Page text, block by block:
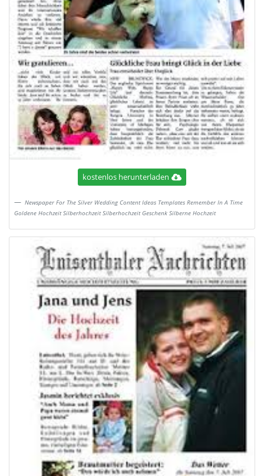
kostenlos herunterladen
Newspaper For The Silver Wedding Content Ideas Templates Remember In A Time
Goldene Hochzeit Silberhochzeit Silberhochzeit Geschenk Silberne Hochzeit